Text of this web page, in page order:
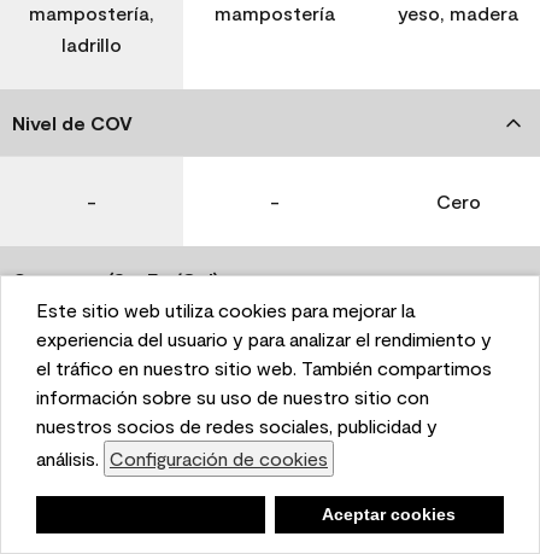
This website uses cookies to enhance user experience
and to analyze performance and traffic on our website.
We also share information about your use of our site
with our social media, advertising, and analytics
partners. Cookie Settings
Accept Cookies
Este sitio web utiliza cookies para mejorar la
experiencia del usuario y para analizar el rendimiento y
el tráfico en nuestro sitio web. También compartimos
información sobre su uso de nuestro sitio con
nuestros socios de redes sociales, publicidad y
análisis. Configuración de cookies
Aceptar cookies
mampostería,
ladrillo
mampostería
yeso, madera
Nivel de COV
- - Cero
Coverage (Sq. Ft./Gal)
350-400 400-450 400-450
Tiempo de secado
1 hora